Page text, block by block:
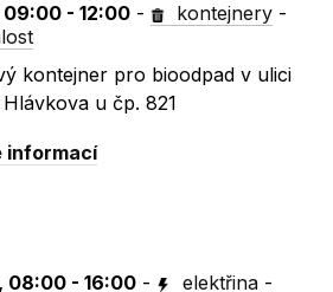
09:00 - 12:00 - kontejnery -
kontejner pro bioodpad v ulici
u čp. 821
informací
08:00 - 16:00 - elektřina -